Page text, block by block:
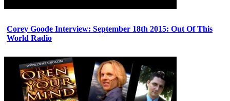
Corey Goode Interview: September 18th 2015: Out Of This
World Radio